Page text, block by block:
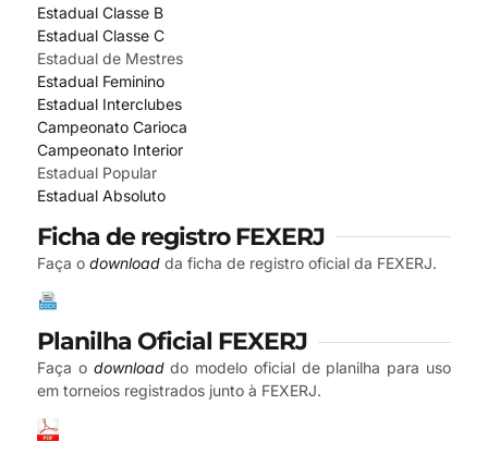
Estadual Classe B
Estadual Classe C
Estadual de Mestres
Estadual Feminino
Estadual Interclubes
Campeonato Carioca
Campeonato Interior
Estadual Popular
Estadual Absoluto
Ficha de registro FEXERJ
Faça o download da ficha de registro oficial da FEXERJ.
Planilha Oficial FEXERJ
Faça o downloaddo modelo oficial de planilha para uso
em torneios registrados junto à FEXERJ.